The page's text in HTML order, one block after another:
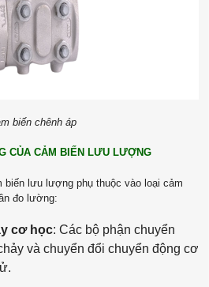
biến chênh áp
CỦA CẢM BIẾN LƯU LƯỢNG
biến lưu lượng phụ thuộc vào loại cảm
đo lường:
cơ học: Các bộ phận chuyển
và chuyển đổi chuyển động cơ